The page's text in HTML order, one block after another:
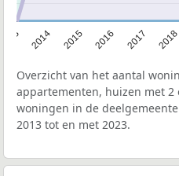
2014 2015 2016 2017 2018
Overzicht van het aantal
appartementen, huizen met 2
woningen in de
2013 tot en met 2023.